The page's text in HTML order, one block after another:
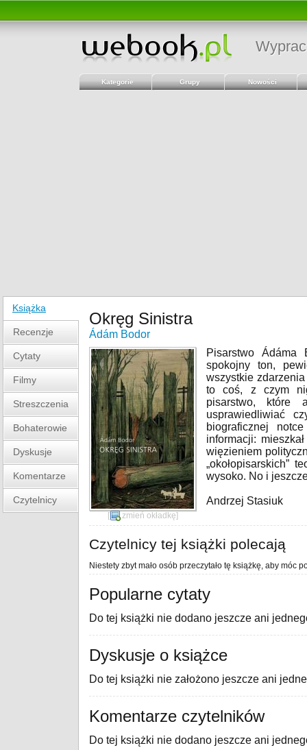
Kategorie Grupy Nowości
Książka
Recenzje
Cytaty
Filmy
Streszczenia
Bohaterowie
Dyskusje
Komentarze
Czytelnicy
Okręg Sinistra
Ádám Bodor
[ zmień okładkę]
Pisarstwo Ádáma
spokojny ton,
wszystkie
to coś, z czym
pisarstwo, które
usprawiedliwiać
biograficznej
informacji:
więzieniem
„okołopisarskich”
wysoko. No i
Andrzej Stasiuk
Czytelnicy tej książki polecają
Niestety zbyt mało osób przeczytało tę książkę, aby móc
Popularne cytaty
Do tej książki nie dodano jeszcze ani
Dyskusje o książce
Do tej książki nie założono jeszcze ani
Komentarze czytelników
Do tej książki nie dodano jeszcze ani